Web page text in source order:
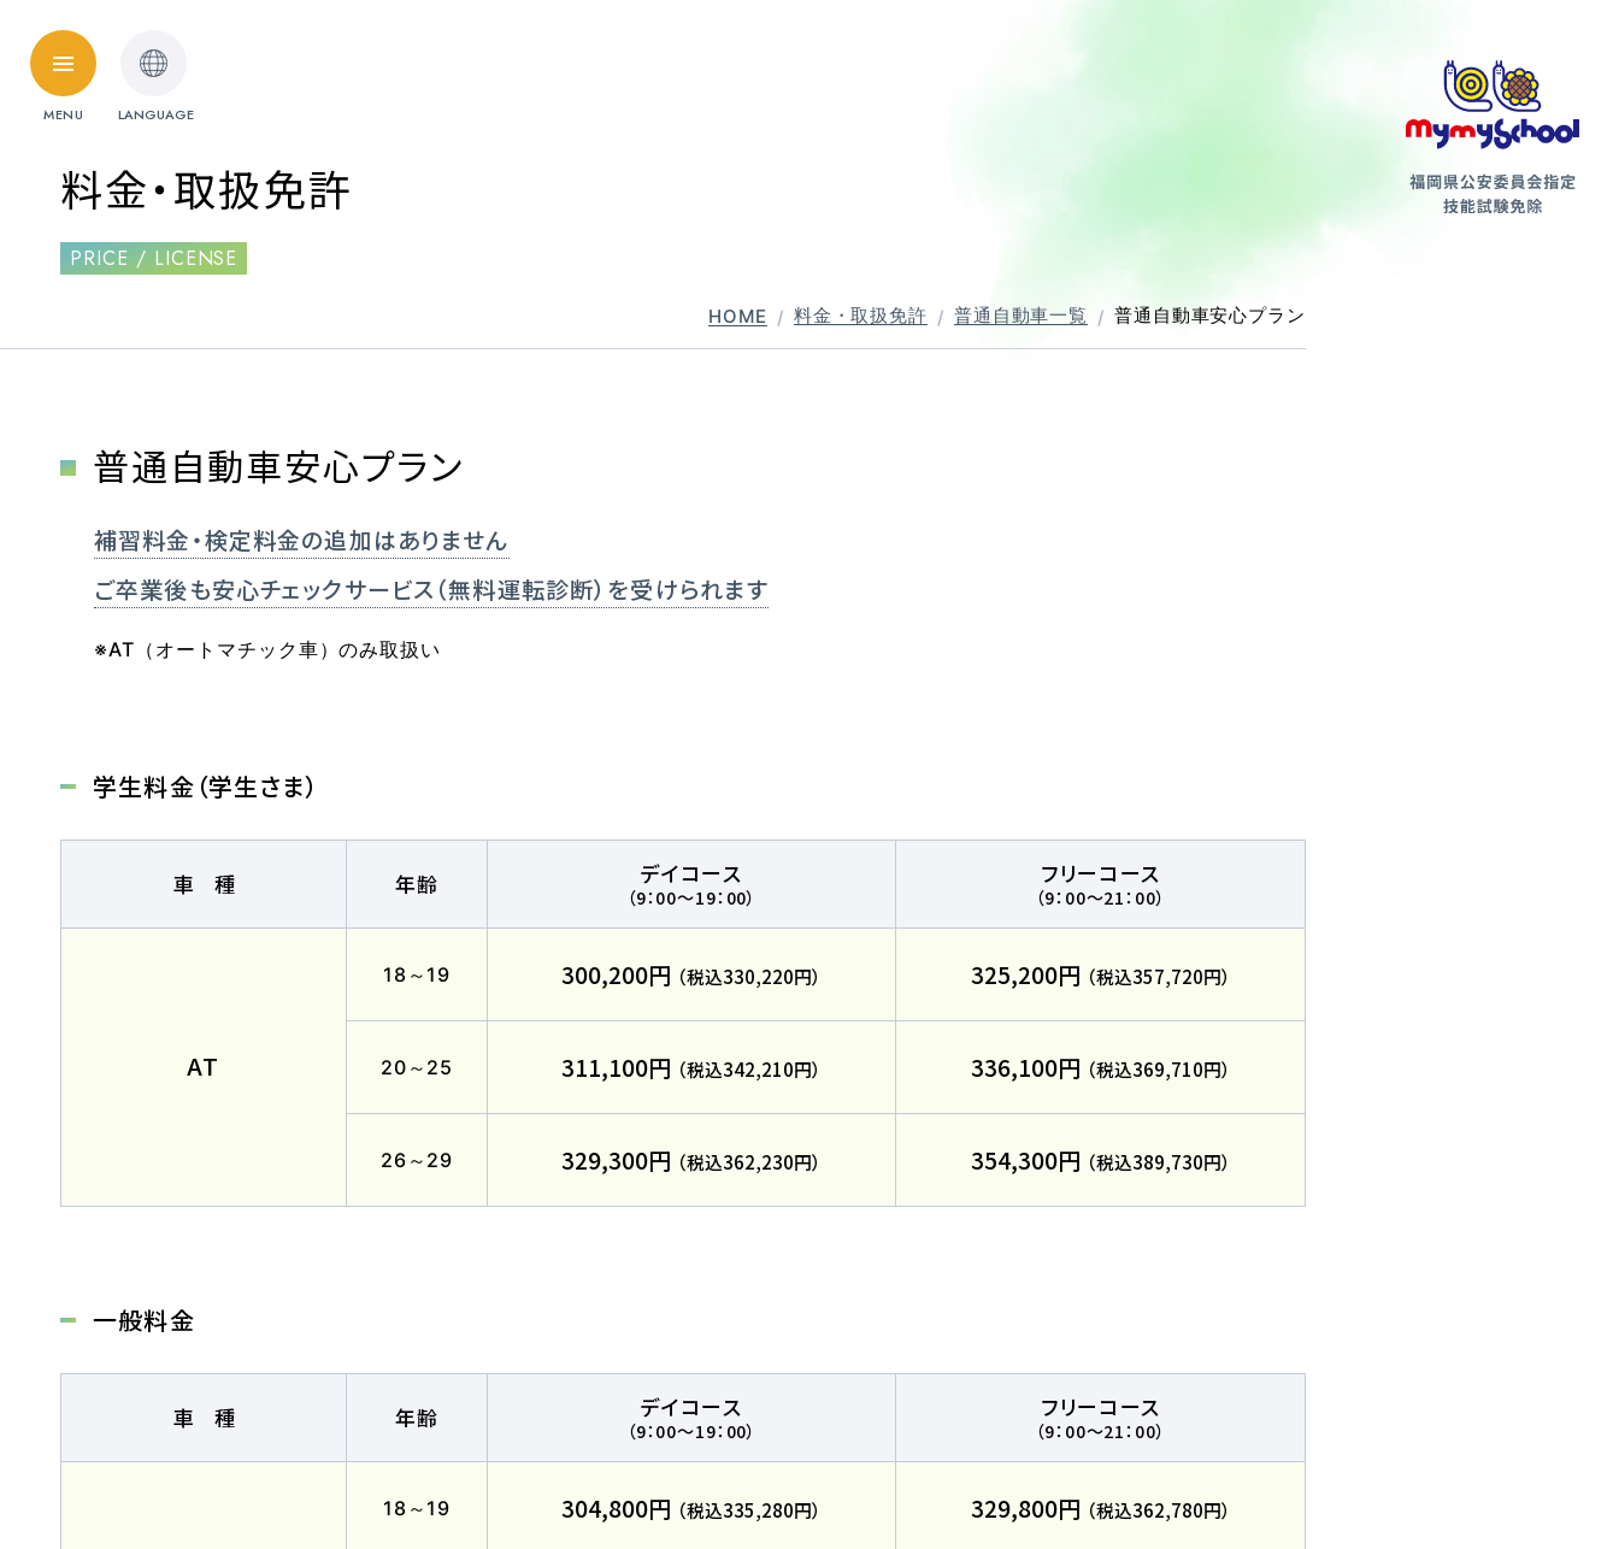
LANGUAGE
MENU
教習中の方
花畑校の方 笹丘校バスコース 花畑校バスコース
スクールバスについて
お知らせ
2026.08.01 お知らせ NEW!
スキップローンで今すぐ入校、お支払いは2027年2月からも可能です
料金・取扱免許
PRICE / LICENSE
HOME 料金・取扱免許 普通自動車一覧 普通自動車安心プラン
普通自動車安心プラン
補習料金・検定料金の追加はありません
ご卒業後も安心チェックサービス （無料運転診断）を受けられます
※AT（オートマチック車）のみ取扱い
学生料金（学生さま）
車種 年齢 デイコース
（9：00～19：00）
フリーコース
（9：00～21：00）
AT
18～19 300,200円 （税込330,220円） 325,200円 （税込357,720円）
20～25 311,100円 （税込342,210円） 336,100円 （税込369,710円）
26～29 329,300円 （税込362,230円） 354,300円 （税込389,730円）
一般料金
車種 年齢 デイコース
（9：00～19：00）
フリーコース
（9：00～21：00）
18～19 304,800円 （税込335,280円） 329,800円 （税込362,780円）